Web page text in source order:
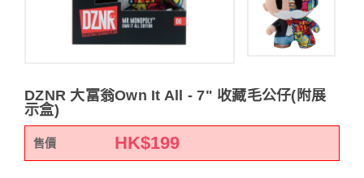
DZNR 大富翁Own It All - 7" 收藏毛公仔(附展
示盒)
售價 HK$199